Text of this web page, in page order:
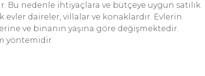
Bu nedenle ihtiyaçlara ve bütçeye uygun satılık
evler daireler, villalar ve konaklardır. Evlerin
ve binanın yaşına göre değişmektedir.
yöntemidir.